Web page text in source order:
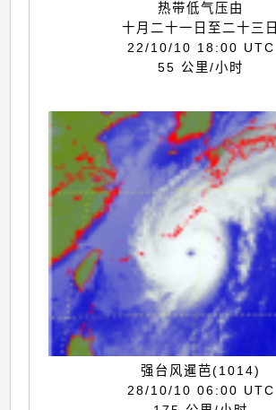
热带低气压由
十月二十一日至二十三日
22/10/10 18:00 UTC
55 公里/小时
强台风暹芭(1014)
28/10/10 06:00 UTC